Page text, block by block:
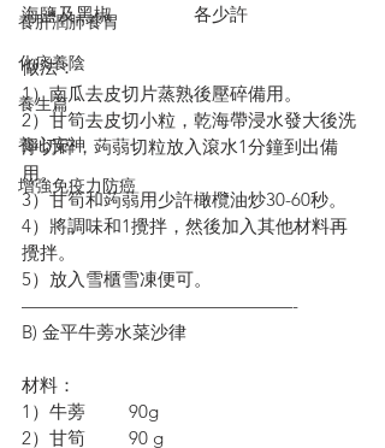
養肝潤肺養胃
化痰養陰
養生篇
養心安神
增強免疫力防癌
海鹽及黑椒                 各少許
做法：
1）南瓜去皮切片蒸熟後壓碎備用。
2）甘筍去皮切小粒，乾海帶浸水發大後洗
淨切碎，蒟蒻切粒放入滾水1分鐘到出備
用。
3）甘筍和蒟蒻用少許橄欖油炒30-60秒。
4）將調味和1攪拌，然後加入其他材料再
攪拌。
5）放入雪櫃雪凍便可。
———————————————-
B) 金平牛蒡水菜沙律
材料：
1）牛蒡         90g
2）甘筍         90 g